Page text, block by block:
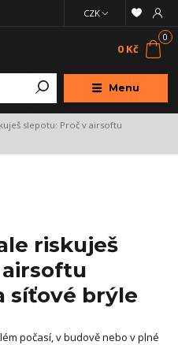
Menu
CZK
0
0 Kč
slepotu: Proč v airsoftu
riskuješ
síťové brýle
počasí, v budově nebo v plné